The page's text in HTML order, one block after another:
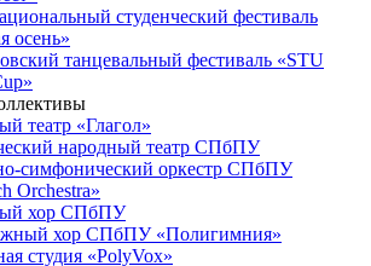
студенческий фестиваль
осень»
танцевальный фестиваль «STU
театр «Глагол»
народный театр СПбПУ
симфонический оркестр СПбПУ
Orchestra»
хор СПбПУ
хор СПбПУ «Полигимния»
студия «PolyVox»